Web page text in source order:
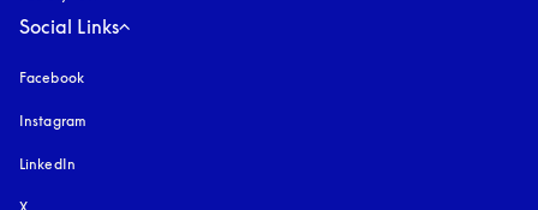
Social Links
Facebook
Instagram
LinkedIn